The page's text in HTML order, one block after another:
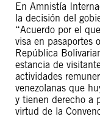
En Amnistía
la decisión del
“Acuerdo por el
visa en pasaportes
República
estancia de
actividades
venezolanas que
y tienen derecho a
virtud de la